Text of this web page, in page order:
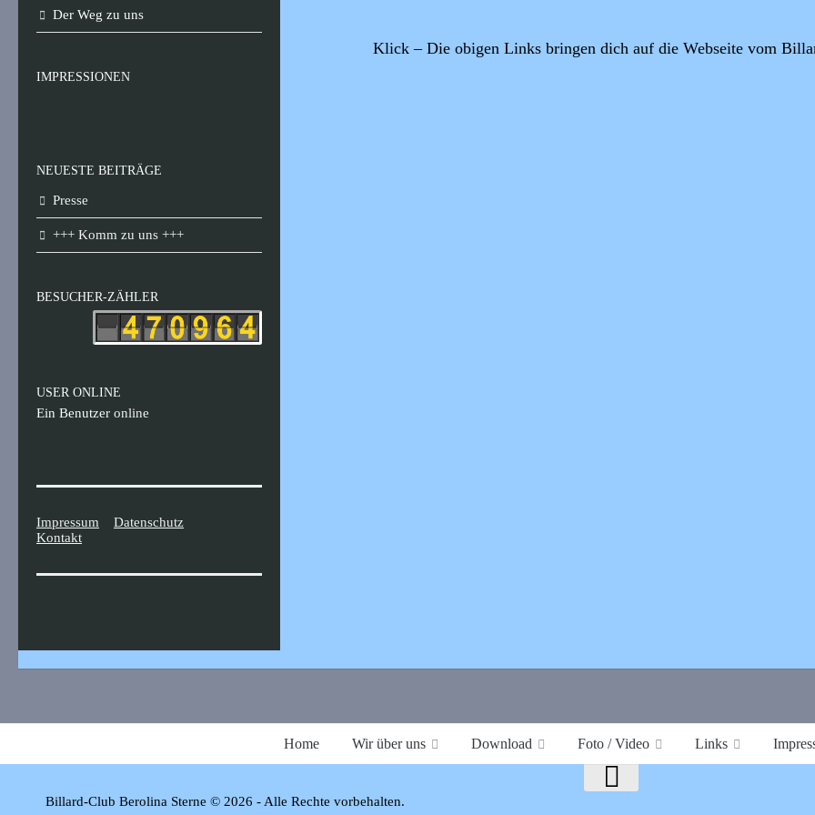
Klick – Die obigen Links bringen dich auf die Webseite vom
Der Weg zu uns
IMPRESSIONEN
NEUESTE BEITRÄGE
Presse
+++ Komm zu uns +++
BESUCHER-ZÄHLER
USER ONLINE
Ein Benutzer online
Impressum
Datenschutz
Kontakt
Home Wir über uns Download Foto / Video Links
Billard-Club Berolina Sterne © 2026 - Alle Rechte vorbehalten.